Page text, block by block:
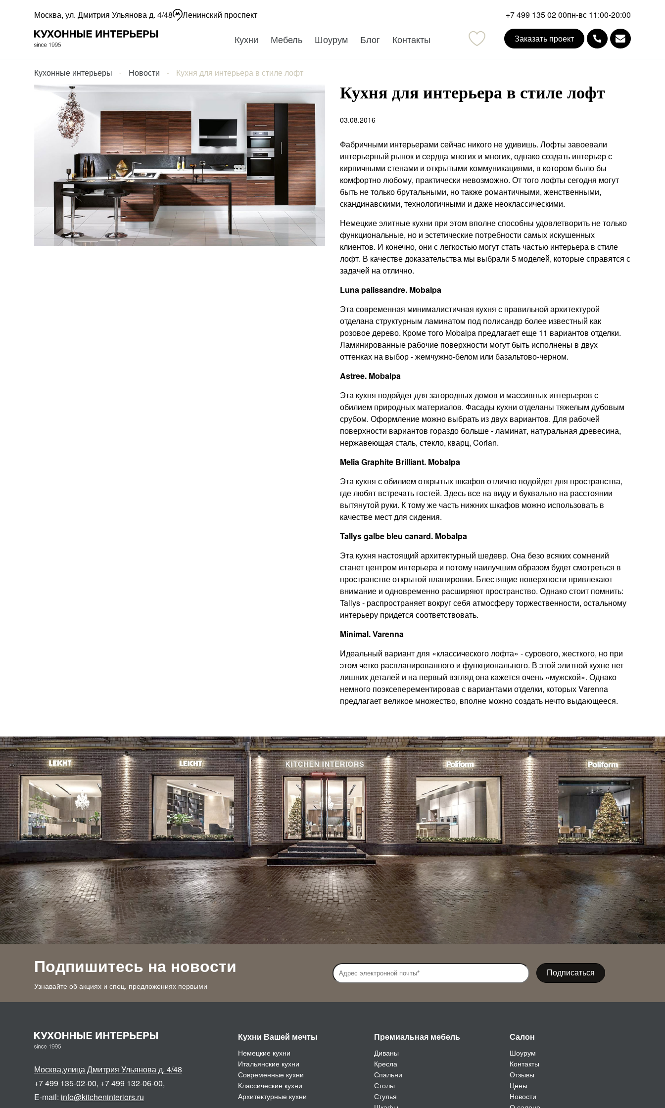
Москва, ул. Дмитрия Ульянова д. 4/48 Ленинский проспект +7 499 135 02 00пн-вс 11:00-20:00
Кухни Мебель Шоурум Блог Контакты
Заказать проект
mail
Кухонные интерьеры
Новости Кухня для интерьера в стиле лофт
Кухня для интерьера в стиле лофт
03.08.2016
Фабричными интерьерами сейчас никого не удивишь. Лофты завоевали
интерьерный рынок и сердца многих и многих, однако создать интерьер с
кирпичными стенами и открытыми коммуникациями, в котором было бы
комфортно любому, практически невозможно. От того лофты сегодня могут
быть не только брутальными, но также романтичными, женственными,
скандинавскими, технологичными и даже неоклассическими.
Немецкие элитные кухни при этом вполне способны удовлетворить не только
функциональные, но и эстетические потребности самых искушенных
клиентов. И конечно, они с легкостью могут стать частью интерьера в стиле
лофт. В качестве доказательства мы выбрали 5 моделей, которые справятся с
задачей на отлично.
Luna palissandre. Mobalpa
Эта современная минималистичная кухня с правильной архитектурой
отделана структурным ламинатом под полисандр более известный как
розовое дерево. Кроме того Mobalpa предлагает еще 11 вариантов отделки.
Ламинированные рабочие поверхности могут быть исполнены в двух
оттенках на выбор - жемчужно-белом или базальтово-черном.
Astree. Mobalpa
Эта кухня подойдет для загородных домов и массивных интерьеров с
обилием природных материалов. Фасады кухни отделаны тяжелым дубовым
срубом. Оформление можно выбрать из двух вариантов. Для рабочей
поверхности вариантов гораздо больше - ламинат, натуральная древесина,
нержавеющая сталь, стекло, кварц, Corian.
Melia Graphite Brilliant. Mobalpa
Эта кухня с обилием открытых шкафов отлично подойдет для пространства,
где любят встречать гостей. Здесь все на виду и буквально на расстоянии
вытянутой руки. К тому же часть нижних шкафов можно использовать в
качестве мест для сидения.
Tallys galbe bleu canard. Mobalpa
Эта кухня настоящий архитектурный шедевр. Она безо всяких сомнений
станет центром интерьера и потому наилучшим образом будет смотреться в
пространстве открытой планировки. Блестящие поверхности привлекают
внимание и одновременно расширяют пространство. Однако стоит помнить:
Tallys - распространяет вокруг себя атмосферу торжественности, остальному
интерьеру придется соответствовать.
Minimal. Varenna
Идеальный вариант для «классического лофта» - сурового, жесткого, но при
этом четко распланированного и функционального. В этой элитной кухне нет
лишних деталей и на первый взгляд она кажется очень «мужской». Однако
немного поэксеперементировав с вариантами отделки, которых Varenna
предлагает великое множество, вполне можно создать нечто выдающееся.
Подпишитесь на новости
Узнавайте об акциях и спец. предложениях первыми
Москва,улица Дмитрия Ульянова д. 4/48
+7 499 135-02-00, +7 499 132-06-00,
E-mail: info@kitcheninteriors.ru
Кухни Вашей мечты
Немецкие кухни
Итальянские кухни
Современные кухни
Классические кухни
Архитектурные кухни
Премиальная мебель
Диваны
Кресла
Спальни
Столы
Стулья
Салон
Шоурум
Контакты
Отзывы
Цены
Новости